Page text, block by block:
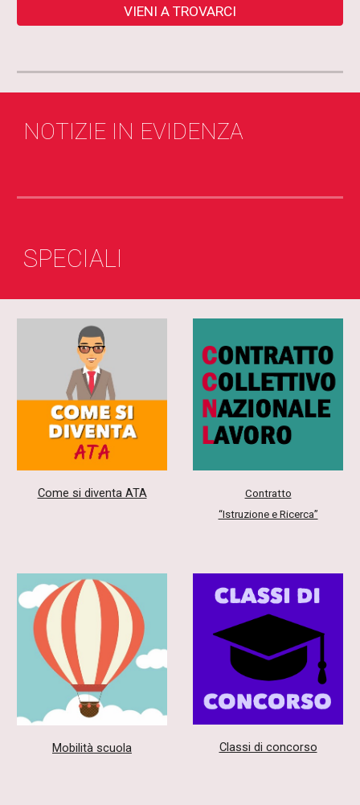
VIENI A TROVARCI
NOTIZIE IN EVIDENZA
SPECIALI
Come si diventa ATA
Contratto
“Istruzione e Ricerca”
Mobilità scuola Classi di concorso